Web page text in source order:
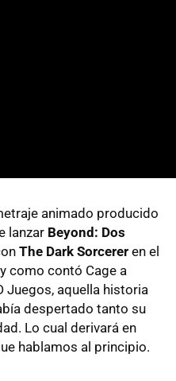
animado producido
lanzar Beyond: Dos
The Dark Sorcerer en el
como contó Cage a
Juegos, aquella historia
despertado tanto su
Lo cual derivará en
hablamos al principio.